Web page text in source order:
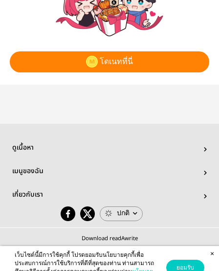
โดเนทที่นี่
ดูเนื้อหา
เมนูของฉัน
เกี่ยวกับเรา
ปกติ
Download readAwrite
เว็บไซต์นี้มีการใช้คุกกี้ โปรดยอมรับนโยบายคุกกี้เพื่อ
ประสบการณ์การใช้บริการที่ดีที่สุดของท่าน ท่านสามารถ
ยอมรับ
×